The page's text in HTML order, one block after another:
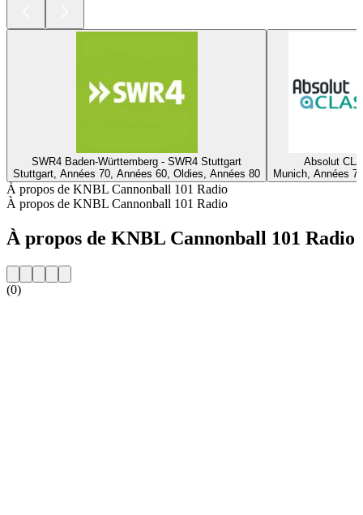
SWR4 Baden-Württemberg - SWR4 Stuttgart
Stuttgart, Années 70, Années 60, Oldies, Années 80
Absolut
Munich, Années
À propos de KNBL Cannonball 101 Radio
À propos de KNBL Cannonball 101 Radio
À propos de KNBL Cannonball 101 Radio
(0)